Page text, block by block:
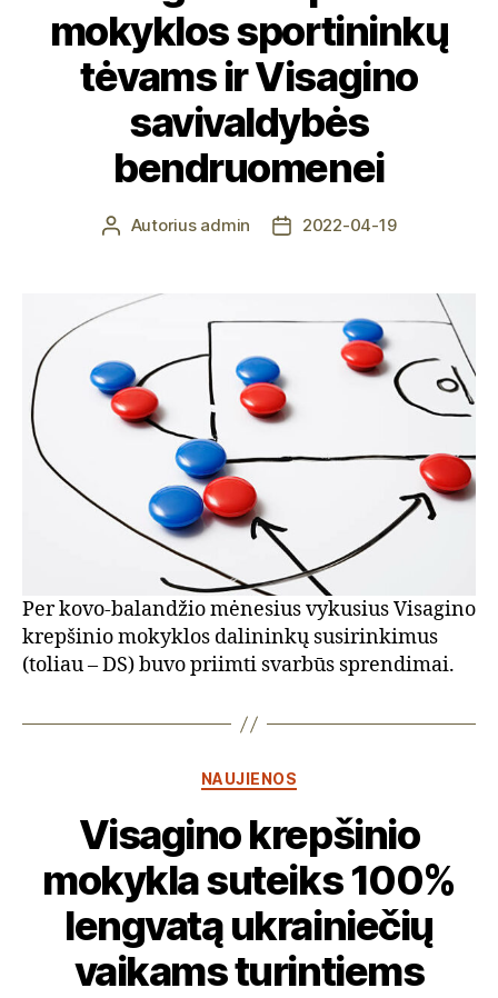
mokyklos sportininkų
tėvams ir Visagino
savivaldybės
bendruomenei
ĮrašoAutorius admin
Įrašo2022-04-19
Per kovo-balandžio mėnesius vykusius Visagino
krepšinio mokyklos dalininkų susirinkimus
(toliau – DS) buvo priimti svarbūs sprendimai.
Kategorijos
NAUJIENOS
Visagino krepšinio
mokykla suteiks 100%
lengvatą ukrainiečių
vaikams turintiems